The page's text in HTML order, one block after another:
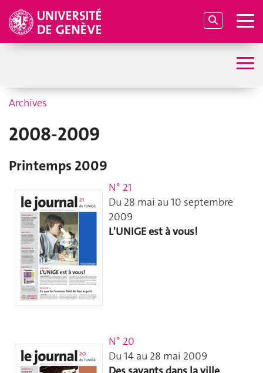
Archives
2008-2009
Printemps 2009
N° 21
Du 28 mai au 10 septembre
2009
L'UNIGE est à vous!
N° 20
Du 14 au 28 mai 2009